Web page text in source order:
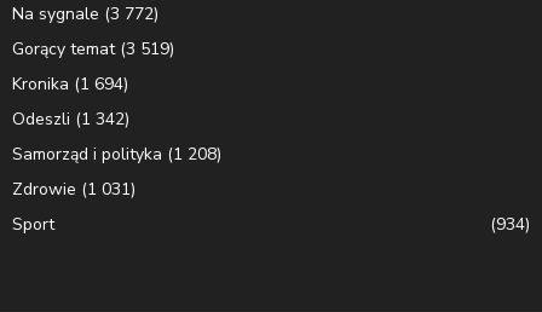
Na sygnale (3 772)
Gorący temat(3 519)
Kronika (1 694)
Odeszli (1 342)
Samorząd i polityka (1 208)
Zdrowie (1 031)
Sport
(934)